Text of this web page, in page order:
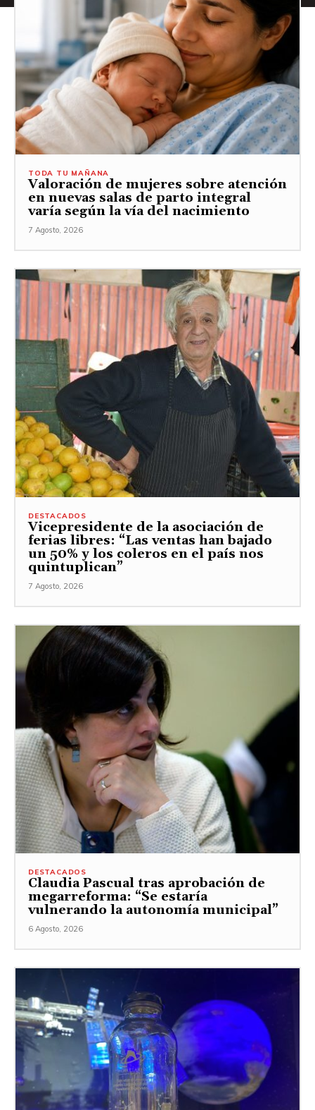
TODA TU MAÑANA
Valoración de mujeres sobre atención
en nuevas salas de parto integral
varía según la vía del nacimiento
7 Agosto, 2026
DESTACADOS
Vicepresidente de la asociación de
ferias libres: “Las ventas han bajado
un 50% y los coleros en el país nos
quintuplican”
7 Agosto, 2026
DESTACADOS
Claudia Pascual tras aprobación de
megarreforma: “Se estaría
vulnerando la autonomía municipal”
6 Agosto, 2026